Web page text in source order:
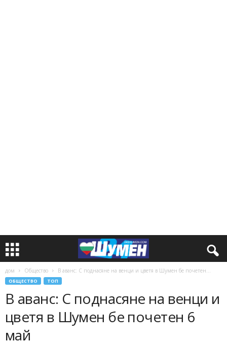
дом Общество В аванс: С поднасяне на венци и цветя в Шумен бе почетен...
ОБЩЕСТВО ТОП
В аванс: С поднасяне на венци и
цветя в Шумен бе почетен 6
май